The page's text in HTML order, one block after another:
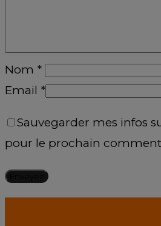
Nom *
Email *
Sauvegarder mes infos
pour le prochain